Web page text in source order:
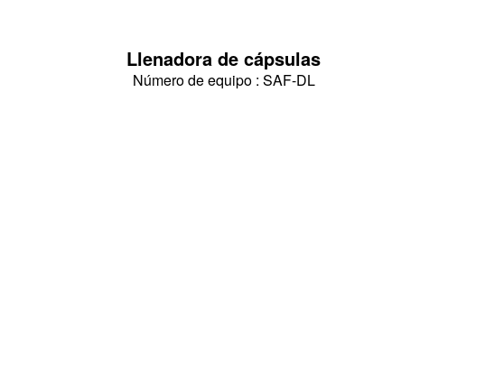
Llenadora de cápsulas
Número de equipo : SAF-DL